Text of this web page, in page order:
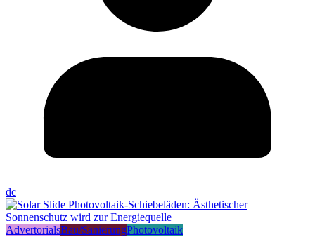
dc
AdvertorialsBau/SanierungPhotovoltaik